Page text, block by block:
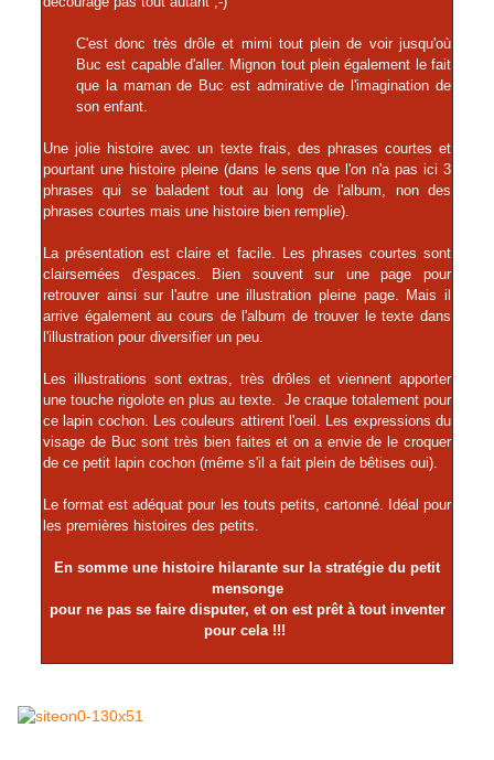
C'est donc très drôle et mimi tout plein de voir jusqu'où
Buc est capable d'aller. Mignon tout plein également le fait
que la maman de Buc est admirative de l'imagination de
son enfant.
Une jolie histoire avec un texte frais, des phrases courtes et
pourtant une histoire pleine (dans le sens que l'on n'a pas ici 3
phrases qui se baladent tout au long de l'album, non des
phrases courtes mais une histoire bien remplie).
La présentation est claire et facile. Les phrases courtes sont
clairsemées d'espaces. Bien souvent sur une page pour
retrouver ainsi sur l'autre une illustration pleine page. Mais il
arrive également au cours de l'album de trouver le texte dans
l'illustration pour diversifier un peu.
Les illustrations sont extras, très drôles et viennent apporter
une touche rigolote en plus au texte. Je craque totalement pour
ce lapin cochon. Les couleurs attirent l'oeil. Les expressions du
visage de Buc sont très bien faites et on a envie de le croquer
de ce petit lapin cochon (même s'il a fait plein de bêtises oui).
Le format est adéquat pour les touts petits, cartonné. Idéal pour
les premières histoires des petits.
En somme une histoire hilarante sur la stratégie du petit
mensonge
pour ne pas se faire disputer, et on est prêt à tout inventer
pour cela !!!